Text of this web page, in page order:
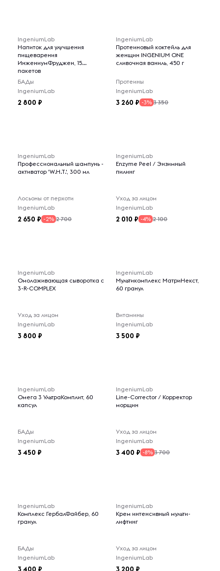
IngeniumLab
Напиток для улучшения
пищеварения
ИнжениумФруджен, 15
пакетов
БАДы
IngeniumLab
2 800
IngeniumLab
Протеиновый коктейль для
женщин INGENIUM ONE
сливочная ваниль, 450 г
Протеины
IngeniumLab
3 260 -3% 3 350
IngeniumLab
Профессиональный шампунь -
активатор 'W.H.T.', 300 мл
Лосьоны от перхоти
IngeniumLab
2 650 -2% 2 700
IngeniumLab
Enzyme Peel / Энзимный
пилинг
Уход за лицом
IngeniumLab
2 010 -4% 2 100
IngeniumLab
Омолаживающая сыворотка с
3-R-COMPLEX
Уход за лицом
IngeniumLab
3 800
IngeniumLab
Мультикомплекс МатриНекст,
60 гранул
Витамины
IngeniumLab
3 500
IngeniumLab
Омега 3 УльтраКомплит, 60
капсул
БАДы
IngeniumLab
3 450
IngeniumLab
Line-Corrector / Корректор
морщин
Уход за лицом
IngeniumLab
3 400 -8% 3 700
IngeniumLab
Комплекс ГербалФайбер, 60
гранул
БАДы
IngeniumLab
3 400
IngeniumLab
Крем интенсивный мульти-
лифтинг
Уход за лицом
IngeniumLab
3 200